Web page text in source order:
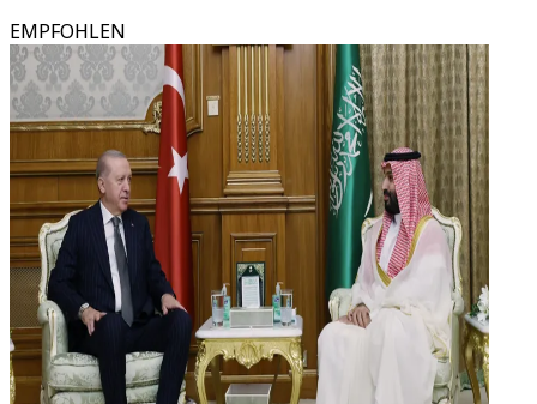
EMPFOHLEN